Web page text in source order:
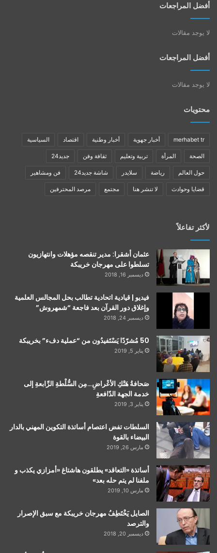
أفضل المراجعات
لا يوجد مقالات
أفضل المراجعات
لا يوجد مقالات
محتويات
merhabet tr أخبار جهوية أخبار وطنية اقتصاد السياسية
الصحة المرأة تربية وتعليم ثقافة وفن جديد24
حول العالم رياضة سلايدر شاشة جديد24 فن ومشاهير
قضايا وحوادث لا تنشر هنا مجتمع مرصد المحترفين
لأكثر تفاعلاً
عثمان أشقرا: مدير تنقصه مؤهلات وانتهازيون
تسلطوا على مهرجان خريبكة
ديسمبر 16, 2018
فيديو | قيادية اتحادية تطالب بحل المجالس العلمية
وإغلاق دور القرآن بعد فاجعة “شمهروش”
ديسمبر 24, 2018
50 مُشرّدًا يَسْتَفيدُون من “عملية دفء” بخريبكة
يناير 5, 2019
صَحافةُ هَتْكِ الأعْراضِ…مِن السُّلْطةِ الرِّابعةِ إلى
خدمة الجهة الدّافعةِ
يناير 3, 2019
السلطات تفض اعتصام أساتذة التكوين المهني بالدار
البيضاء بالقوة
مارس 26, 2019
أساتذة «التعاقد» يطلقون هاشتاغ «أمزازي يكذب و
ملفنا لم يتم حله بعد»
مارس 10, 2019
الصايل يَخْتَطِفُ مهرجان خريبكة مع سبق الإصرار
والترصد
ديسمبر 20, 2018